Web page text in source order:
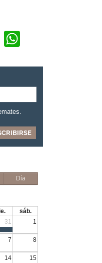
Twitter
Día
sáb.
31 1
7 8
14 15